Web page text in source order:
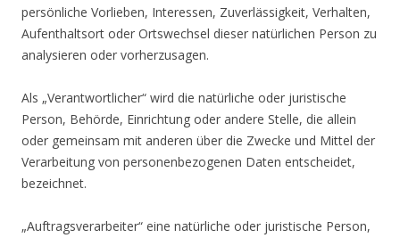
persönliche Vorlieben, Interessen, Zuverlässigkeit, Verhalten,
Aufenthaltsort oder Ortswechsel dieser natürlichen Person zu
analysieren oder vorherzusagen.
Als „Verantwortlicher“ wird die natürliche oder juristische
Person, Behörde, Einrichtung oder andere Stelle, die allein
oder gemeinsam mit anderen über die Zwecke und Mittel der
Verarbeitung von personenbezogenen Daten entscheidet,
bezeichnet.
„Auftragsverarbeiter“ eine natürliche oder juristische Person,